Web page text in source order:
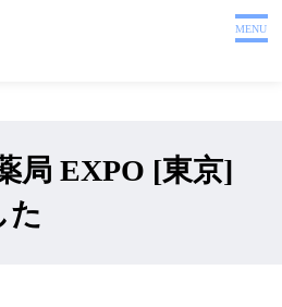
MENU
探す
ト
内
局 EXPO [東京]
た